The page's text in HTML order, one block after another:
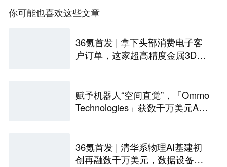
你可能也喜欢这些文章
36氪首发 | 拿下头部消费电子客
户订单，这家超高精度金属3D打
赋予机器人“空间直觉”，「Ommo
Technologies」获数千万美元A轮
36氪首发 | 清华系物理AI基建初
创再融数千万美元，数据设备进